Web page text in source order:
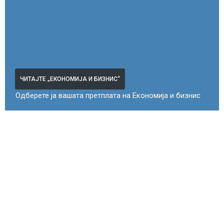
ЧИТАЈТЕ „ЕКОНОМИЈА И БИЗНИС“
Одберете ја вашата претплата на Економија и бизнис